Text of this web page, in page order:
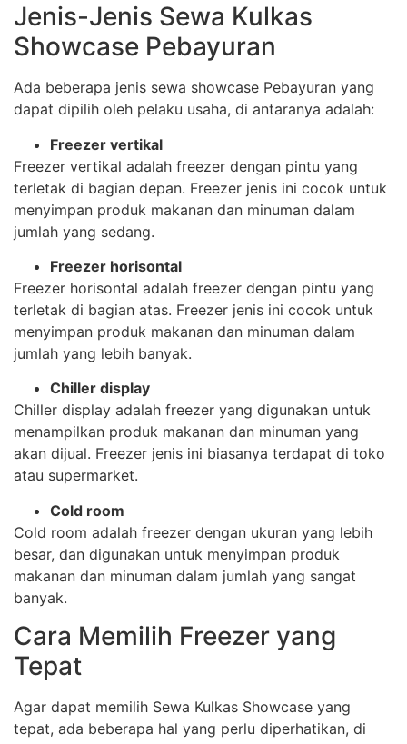
Jenis-Jenis Sewa Kulkas
Showcase Pebayuran
Ada beberapa jenis sewa showcase Pebayuran yang
dapat dipilih oleh pelaku usaha, di antaranya adalah:
Freezer vertikal
Freezer vertikal adalah freezer dengan pintu yang
terletak di bagian depan. Freezer jenis ini cocok untuk
menyimpan produk makanan dan minuman dalam
jumlah yang sedang.
Freezer horisontal
Freezer horisontal adalah freezer dengan pintu yang
terletak di bagian atas. Freezer jenis ini cocok untuk
menyimpan produk makanan dan minuman dalam
jumlah yang lebih banyak.
Chiller display
Chiller display adalah freezer yang digunakan untuk
menampilkan produk makanan dan minuman yang
akan dijual. Freezer jenis ini biasanya terdapat di toko
atau supermarket.
Cold room
Cold room adalah freezer dengan ukuran yang lebih
besar, dan digunakan untuk menyimpan produk
makanan dan minuman dalam jumlah yang sangat
banyak.
Cara Memilih Freezer yang
Tepat
Agar dapat memilih Sewa Kulkas Showcase yang
tepat, ada beberapa hal yang perlu diperhatikan, di